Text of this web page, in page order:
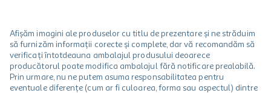
Afișăm imagini ale produselor cu titlu de prezentare și ne străduim
să furnizăm informații corecte și complete, dar vă recomandăm să
verificați întotdeauna ambalajul produsului deoarece
producătorul poate modifica ambalajul fără notificare prealabilă.
Prin urmare, nu ne putem asuma responsabilitatea pentru
eventuale diferențe (cum ar fi culoarea, forma sau aspectul) dintre